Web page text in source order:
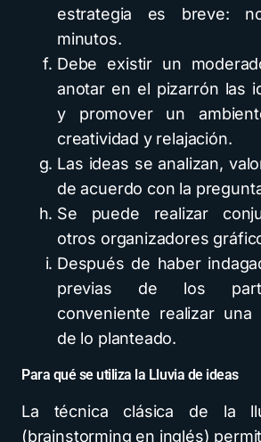
estrategia es breve:
minutos.
Debe existir un
anotar en el pizarrón las
y promover un
creatividad y relajación.
Las ideas se analizan,
de acuerdo con la
Se puede realizar
otros organizadores
Después de haber
previas de los
conveniente realizar una
de lo planteado.
Para qué se utiliza la Lluvia de ideas
La técnica clásica de la
(brainstorming en inglés)